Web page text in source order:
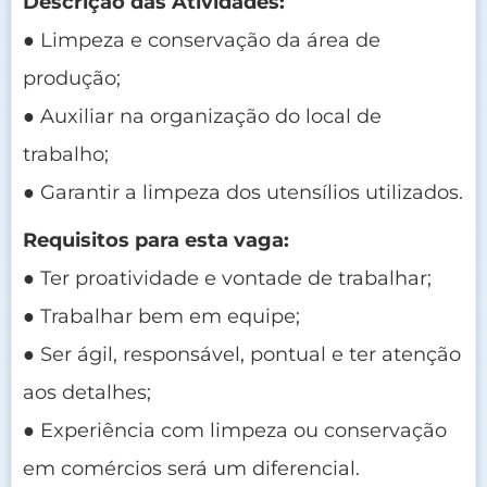
● Limpeza e conservação da área de
produção;
● Auxiliar na organização do local de
trabalho;
● Garantir a limpeza dos utensílios utilizados.
Requisitos para esta vaga:
● Ter proatividade e vontade de trabalhar;
● Trabalhar bem em equipe;
● Ser ágil, responsável, pontual e ter atenção
aos detalhes;
● Experiência com limpeza ou conservação
em comércios será um diferencial.